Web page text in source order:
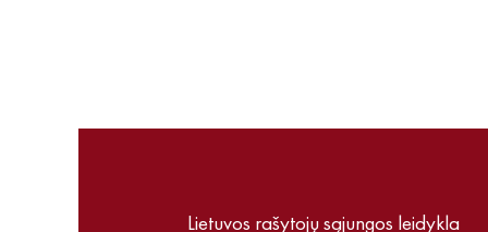
Lietuvos rašytojų sąjungos leidykla